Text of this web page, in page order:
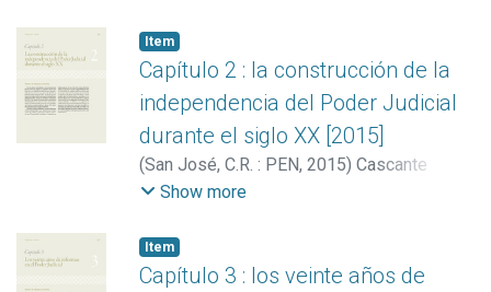
Item
Capítulo 2 : la construcción de la
independencia del Poder Judicial
durante el siglo XX [2015]
(San José, C.R. : PEN, 2015) Cascante
Segura, Carlos Humberto
Show more
Item
Capítulo 3 : los veinte años de